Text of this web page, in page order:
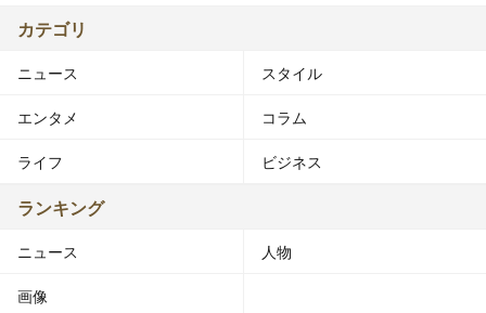
カテゴリ
ニュース スタイル
エンタメ コラム
ライフ ビジネス
ランキング
ニュース 人物
画像